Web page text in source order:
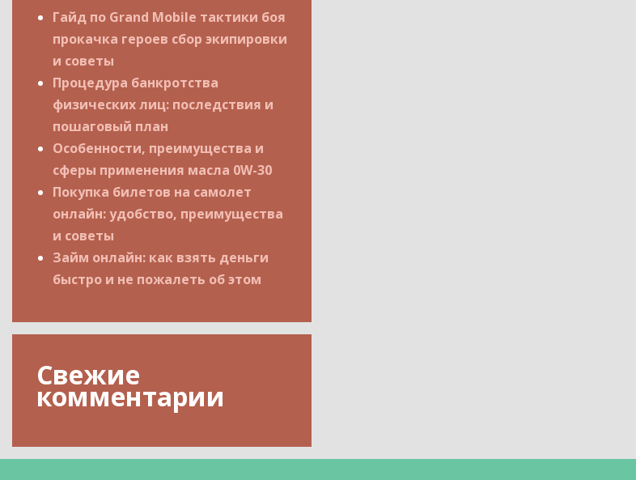
Гайд по Grand Mobile тактики боя
прокачка героев сбор экипировки
и советы
Процедура банкротства
физических лиц: последствия и
пошаговый план
Особенности, преимущества и
сферы применения масла 0W-30
Покупка билетов на самолет
онлайн: удобство, преимущества
и советы
Займ онлайн: как взять деньги
быстро и не пожалеть об этом
Свежие
комментарии